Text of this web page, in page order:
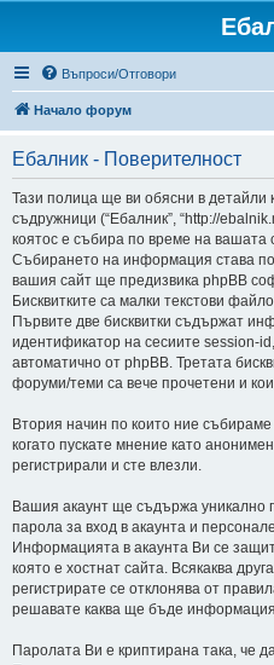
Въпроси/Отговори
Начало форум
Ебалник - Поверителност
Тази полица ще ви обясни в детайли
съдружници (“Ебалник”, “http://
коятос е събира по време на вашата
Събирането на информация става
вашия сайт ще предизвика phpBB
Бисквитките са малки текстови
Първите две бисквитки съдържат
идентификатор на сесиите session-
автоматично от phpBB. Третата
форуми/теми са вече прочетени и
Втория начин по които ние
когато пускате мнение като
регистрирали и сте влезли.
Вашия акаунт ще съдържа уникално
парола за вход в акаунта и
Информацията в акаунта Ви се
която е хостнат сайта. Всякаква
регистрирате се отклонява от
решавате каква ще бъде
Паролата Ви е криптирана така, че